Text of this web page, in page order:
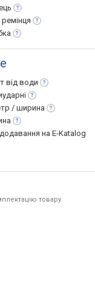
ремінця
від води
/ ширина
на E-Katalog
товару